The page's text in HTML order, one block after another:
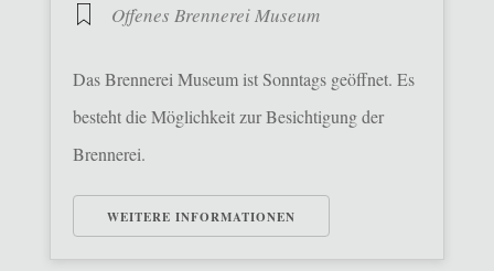
Offenes Brennerei Museum
Das Brennerei Museum ist Sonntags geöffnet. Es
besteht die Möglichkeit zur Besichtigung der
Brennerei.
WEITERE INFORMATIONEN